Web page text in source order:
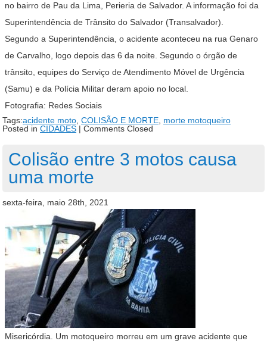
no bairro de Pau da Lima, Perieria de Salvador. A informação foi da
Superintendência de Trânsito do Salvador (Transalvador).
Segundo a Superintendência, o acidente aconteceu na rua Genaro
de Carvalho, logo depois das 6 da noite. Segundo o órgão de
trânsito, equipes do Serviço de Atendimento Móvel de Urgência
(Samu) e da Polícia Militar deram apoio no local.
Fotografia: Redes Sociais
Tags:acidente moto, COLISÃO E MORTE, morte motoqueiro
Posted in CIDADES | Comments Closed
Colisão entre 3 motos causa
uma morte
sexta-feira, maio 28th, 2021
Misericórdia. Um motoqueiro morreu em um grave acidente que